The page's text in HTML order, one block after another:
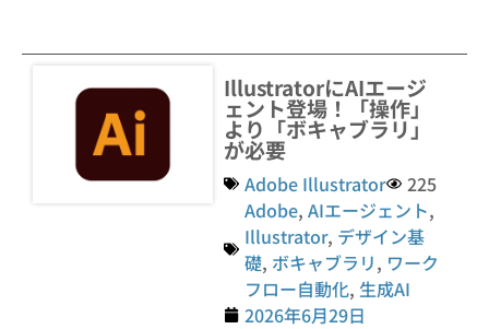
IllustratorにAIエージ
ェント登場！「操作」
より「ボキャブラリ」
が必要
Adobe Illustrator
225
Adobe,AIエージェント,
Illustrator, デザイン基
礎, ボキャブラリ, ワーク
フロー自動化, 生成AI
2026年6月29日